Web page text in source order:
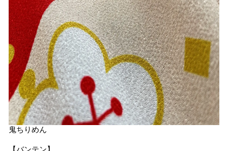
鬼ちりめん